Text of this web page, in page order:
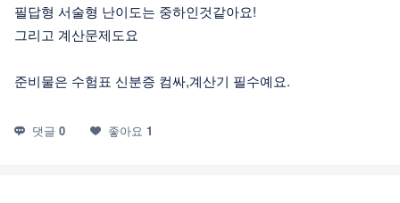
필답형 서술형 난이도는 중하인것같아요!
그리고 계산문제도요
준비물은 수험표 신분증 컴싸,계산기 필수예요.
댓글 0 좋아요 1